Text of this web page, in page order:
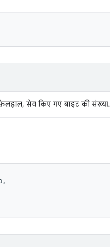
सेव किए गए बाइट की संख्या.